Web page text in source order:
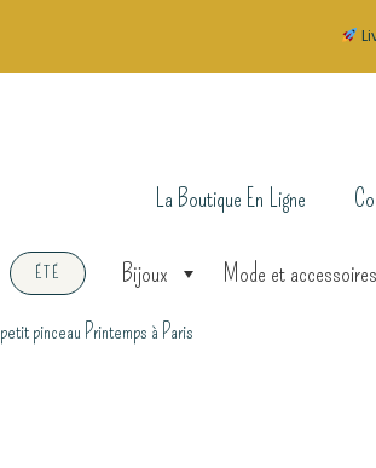
La Boutique En Ligne
ÉTÉ Bijoux Mode et accessoires
petit pinceau Printemps à Paris